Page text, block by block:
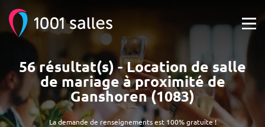
La demande de renseignements est 100% gratuite !
56 résultat(s) - Location de salle
de mariage à proximité de
Ganshoren (1083)